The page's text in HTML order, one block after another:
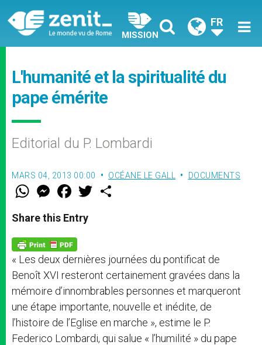
MISSION
FR
L'humanité et la spiritualité du
pape émérite
Editorial du P. Lombardi
MARS 04, 2013 00:00 OCÉANE LE GALL DOCUMENTS
W
t
s
p
p
M
e
s
e
g
e
r
F
a
e
b
o
k
w
Share this Entry
« Les deux dernières journées du pontificat de
Benoît XVI resteront certainement gravées dans la
mémoire d’innombrables personnes et marqueront
une étape importante, nouvelle et inédite, de
l’histoire de l’Eglise en marche », estime le P.
Federico Lombardi, qui salue « l’humilité » du pape